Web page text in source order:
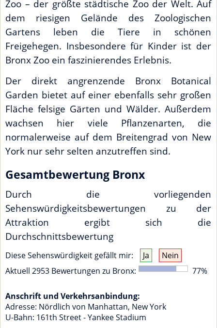
Zoo – der größte städtische Zoo der Welt. Auf
dem riesigen Gelände des Zoologischen
Gartens leben die Tiere in schönen
Freigehegen. Insbesondere für Kinder ist der
Bronx Zoo ein faszinierendes Erlebnis.
Der direkt angrenzende Bronx Botanical
Garden bietet auf einer ebenfalls sehr großen
Fläche felsige Gärten und Wälder. Außerdem
wachsen hier viele Pflanzenarten, die
normalerweise auf dem Breitengrad von New
York nur sehr selten anzutreffen sind.
Gesamtbewertung Bronx
Durch die vorliegenden
Sehenswürdigkeitsbewertungen zu der
Attraktion ergibt sich die
Durchschnittsbewertung
Diese Sehenswürdigkeit gefällt mir: Ja
Nein
Aktuell 2953 Bewertungen zu Bronx: 77%
Anschrift und Verkehrsanbindung:
Adresse: Nördlich von Manhattan, New York
U-Bahn: 161th Street - Yankee Stadium